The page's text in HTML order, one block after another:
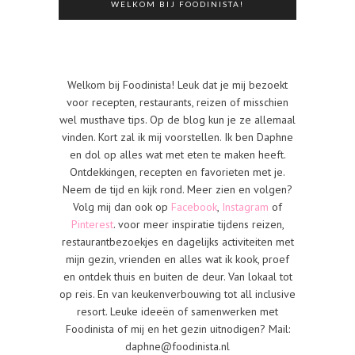
WELKOM BIJ FOODINISTA!
Welkom bij Foodinista! Leuk dat je mij bezoekt
voor recepten, restaurants, reizen of misschien
wel musthave tips. Op de blog kun je ze allemaal
vinden. Kort zal ik mij voorstellen. Ik ben Daphne
en dol op alles wat met eten te maken heeft.
Ontdekkingen, recepten en favorieten met je.
Neem de tijd en kijk rond. Meer zien en volgen?
Volg mij dan ook op Facebook, Instagram of
Pinterest. voor meer inspiratie tijdens reizen,
restaurantbezoekjes en dagelijks activiteiten met
mijn gezin, vrienden en alles wat ik kook, proef
en ontdek thuis en buiten de deur. Van lokaal tot
op reis. En van keukenverbouwing tot all inclusive
resort. Leuke ideeën of samenwerken met
Foodinista of mij en het gezin uitnodigen? Mail:
daphne@foodinista.nl